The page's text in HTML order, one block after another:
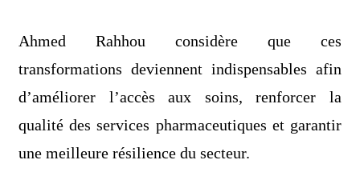
Ahmed Rahhou considère que ces
transformations deviennent indispensables afin
d’améliorer l’accès aux soins, renforcer la
qualité des services pharmaceutiques et garantir
une meilleure résilience du secteur.